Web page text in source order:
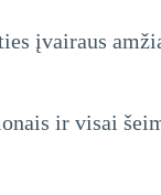
įvairaus
ir visai